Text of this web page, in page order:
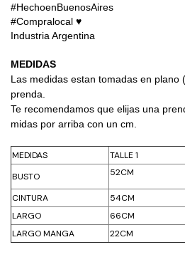
#HechoenBuenosAires
#Compralocal ♥
Industria Argentina
MEDIDAS
Las medidas estan tomadas en plano
prenda.
Te recomendamos que elijas una
midas por arriba con un cm.
MEDIDAS TALLE 1
BUSTO
52CM
CINTURA
54CM
LARGO
66CM
LARGO MANGA
22CM